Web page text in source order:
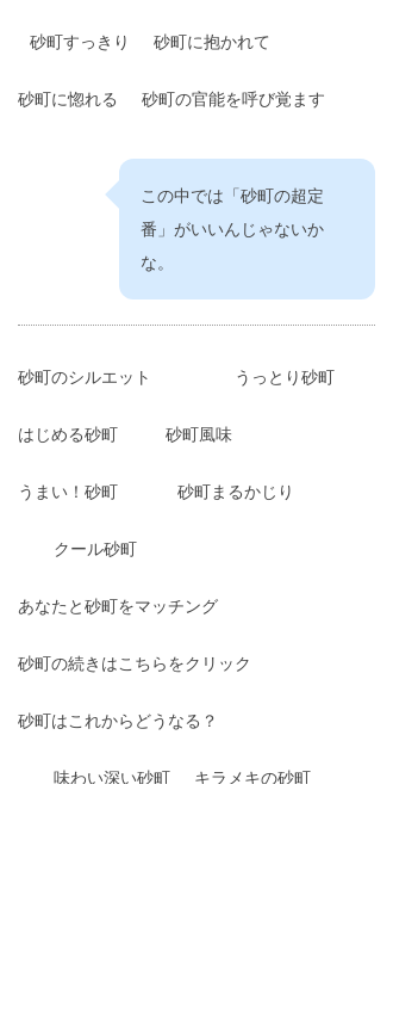
砂町すっきり 砂町に抱かれて
砂町に惚れる 砂町の官能を呼び覚ます
この中では「砂町の超定
番」がいいんじゃないか
な。
砂町のシルエット うっとり砂町
はじめる砂町 砂町風味
うまい！砂町 砂町まるかじり
クール砂町
あなたと砂町をマッチング
砂町の続きはこちらをクリック
砂町はこれからどうなる？
味わい深い砂町 キラメキの砂町